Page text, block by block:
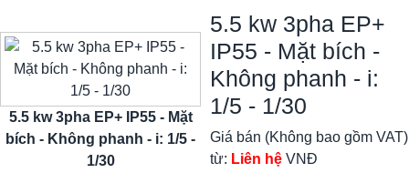
5.5 kw 3pha EP+ IP55 - Mặt
bích - Không phanh - i: 1/5 -
1/30
5.5 kw 3pha EP+
IP55 - Mặt bích -
Không phanh - i:
1/5 - 1/30
Giá bán (Không bao gồm VAT)
từ: Liên hệ VNĐ